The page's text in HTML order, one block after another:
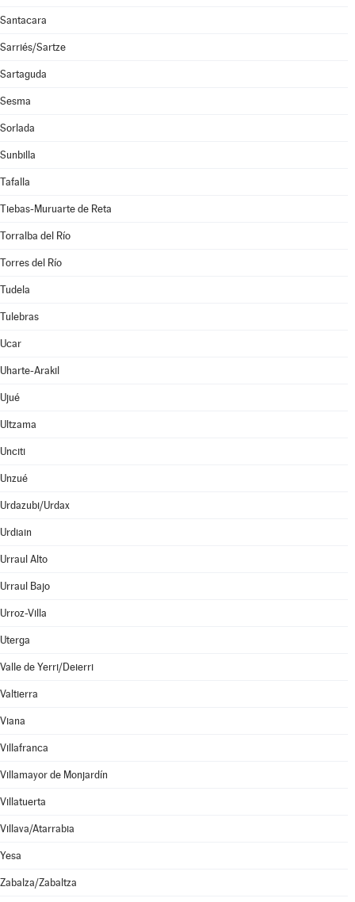
Santacara
Sarriés/Sartze
Sartaguda
Sesma
Sorlada
Sunbilla
Tafalla
Tiebas-Muruarte de Reta
Torralba del Río
Torres del Río
Tudela
Tulebras
Ucar
Uharte-Arakil
Ujué
Ultzama
Unciti
Unzué
Urdazubi/Urdax
Urdiain
Urraul Alto
Urraul Bajo
Urroz-Villa
Uterga
Valle de Yerri/Deierri
Valtierra
Viana
Villafranca
Villamayor de Monjardín
Villatuerta
Villava/Atarrabia
Yesa
Zabalza/Zabaltza